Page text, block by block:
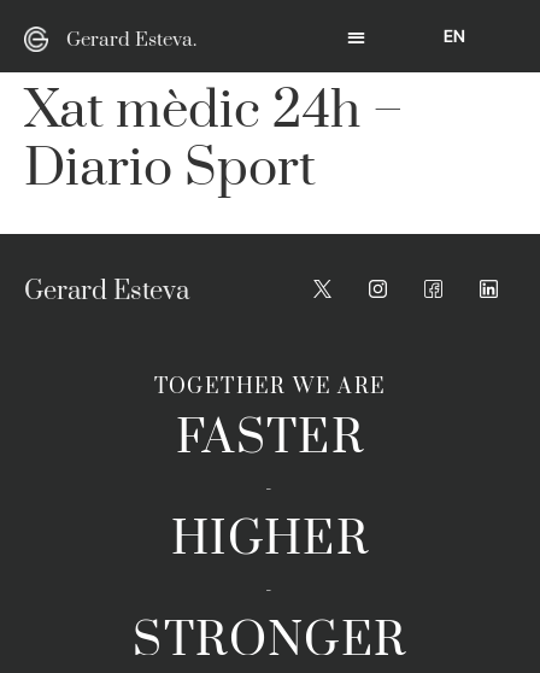
Gerard Esteva. EN
Xat mèdic 24h –
Diario Sport
Gerard Esteva
TOGETHER WE ARE
FASTER
-
HIGHER
-
STRONGER